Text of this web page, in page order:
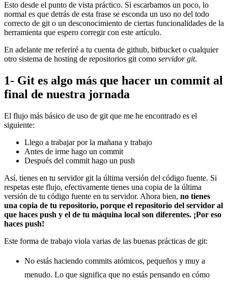
Esto desde el punto de vista práctico. Si escarbamos un poco, lo
normal es que detrás de esta frase se esconda un uso no del todo
correcto de git o un desconocimiento de ciertas funcionalidades de la
herramienta que espero corregir con este artículo.
En adelante me referiré a tu cuenta de github, bitbucket o cualquier
otro sistema de hosting de repositorios git como servidor git.
1- Git es algo más que hacer un commit al
final de nuestra jornada
El flujo más básico de uso de git que me he encontrado es el
siguiente:
Llego a trabajar por la mañana y trabajo
Antes de irme hago un commit
Después del commit hago un push
Así, tienes en tu servidor git la última versión del código fuente. Si
respetas este flujo, efectivamente tienes una copia de la última
versión de tu código fuente en tu servidor. Ahora bien, no tienes
una copia de tu repositorio, porque el repositorio del servidor al
que haces push y el de tu máquina local son diferentes. ¡Por eso
haces push!
Este forma de trabajo viola varias de las buenas prácticas de git:
No estás haciendo commits atómicos, pequeños y muy a
menudo. Lo que significa que no estás pensando en cómo